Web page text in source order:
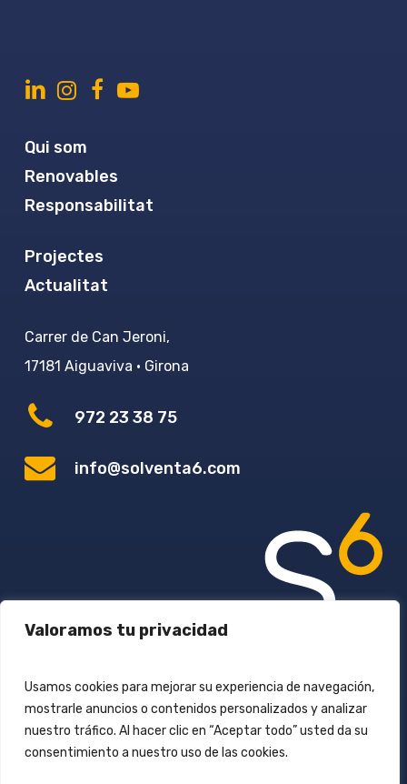
Valoramos tu privacidad
Usamos cookies para mejorar su experiencia de navegación,
mostrarle anuncios o contenidos personalizados y analizar
nuestro tráfico. Al hacer clic en “Aceptar todo” usted da su
consentimiento a nuestro uso de las cookies.
Qui som
Renovables
Responsabilitat
Projectes
Actualitat
Carrer de Can Jeroni,
17181 Aiguaviva · Girona
972 23 38 75
info@solventa6.com
Avís Legal